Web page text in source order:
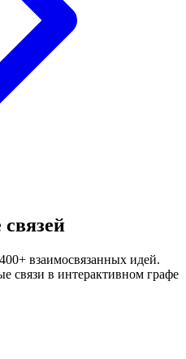
взаимосвязанных идей.
связи в интерактивном графе